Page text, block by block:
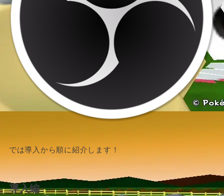
では導入から順に紹介します！
導入編